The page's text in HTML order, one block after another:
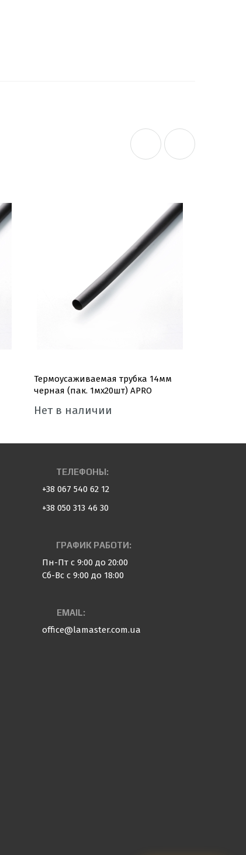
Термоусаживаемая трубка 14мм
черная (пак. 1мx20шт) APRO
Нет в наличии
ТЕЛЕФОНЫ:
+38 067 540 62 12
+38 050 313 46 30
ГРАФИК РАБОТИ:
Пн-Пт с 9:00 до 20:00
Сб-Вс с 9:00 до 18:00
EMAIL:
office@lamaster.com.ua